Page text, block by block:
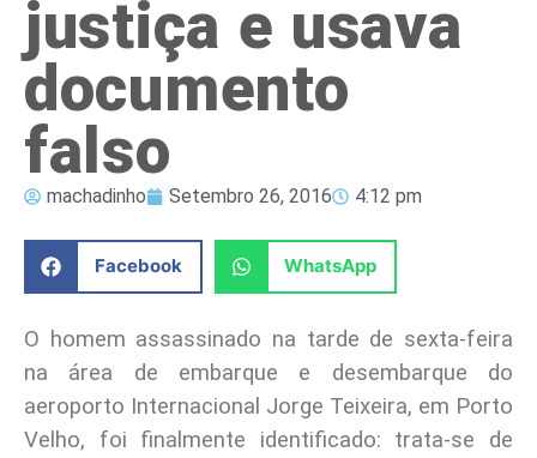
justiça e usava
documento
falso
machadinho Setembro 26, 2016 4:12 pm
Facebook WhatsApp
O homem assassinado na tarde de sexta-feira
na área de embarque e desembarque do
aeroporto Internacional Jorge Teixeira, em Porto
Velho, foi finalmente identificado: trata-se de